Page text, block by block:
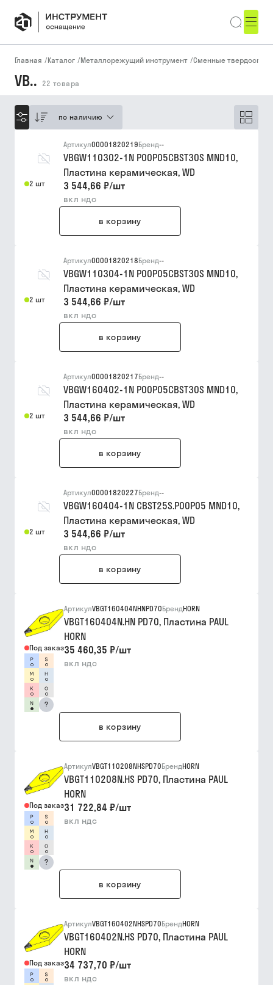
Главная /Каталог /Металлорежущий инструмент /Сменные
VB.. 22 товара
по наличию
2 шт
Артикул00001820219Бренд--
VBGW110302-1N P00P05CBST30S MND10,
Пластина керамическая, WD
3 544,66 ₽/шт
вкл ндс
в корзину
2 шт
Артикул00001820218Бренд--
VBGW110304-1N P00P05CBST30S MND10,
Пластина керамическая, WD
3 544,66 ₽/шт
вкл ндс
в корзину
2 шт
Артикул00001820217Бренд--
VBGW160402-1N P00P05CBST30S MND10,
Пластина керамическая, WD
3 544,66 ₽/шт
вкл ндс
в корзину
2 шт
Артикул00001820227Бренд--
VBGW160404-1N CBST25S.P00P05 MND10,
Пластина керамическая, WD
3 544,66 ₽/шт
вкл ндс
в корзину
Под заказ
?
АртикулVBGT160404NHNPD70БрендHORN
VBGT160404N.HN PD70, Пластина PAUL
HORN
35 460,35 ₽/шт
вкл ндс
в корзину
Под заказ
?
АртикулVBGT110208NHSPD70БрендHORN
VBGT110208N.HS PD70, Пластина PAUL
HORN
31 722,84 ₽/шт
вкл ндс
в корзину
Под заказ
АртикулVBGT160402NHSPD70БрендHORN
VBGT160402N.HS PD70, Пластина PAUL
HORN
34 737,70 ₽/шт
вкл ндс